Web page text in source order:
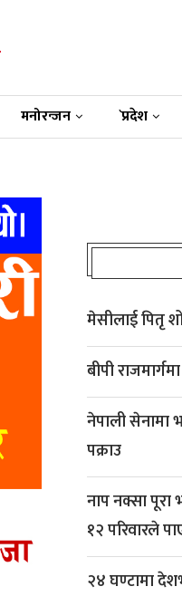
मनोरन्जन `प्रदेश
मेसीलाई पितृ
बीपी
नेपाली सेनामा
पक्राउ
नाप नक्सा पूरा
१२ परिवारले
२४ घण्टामा